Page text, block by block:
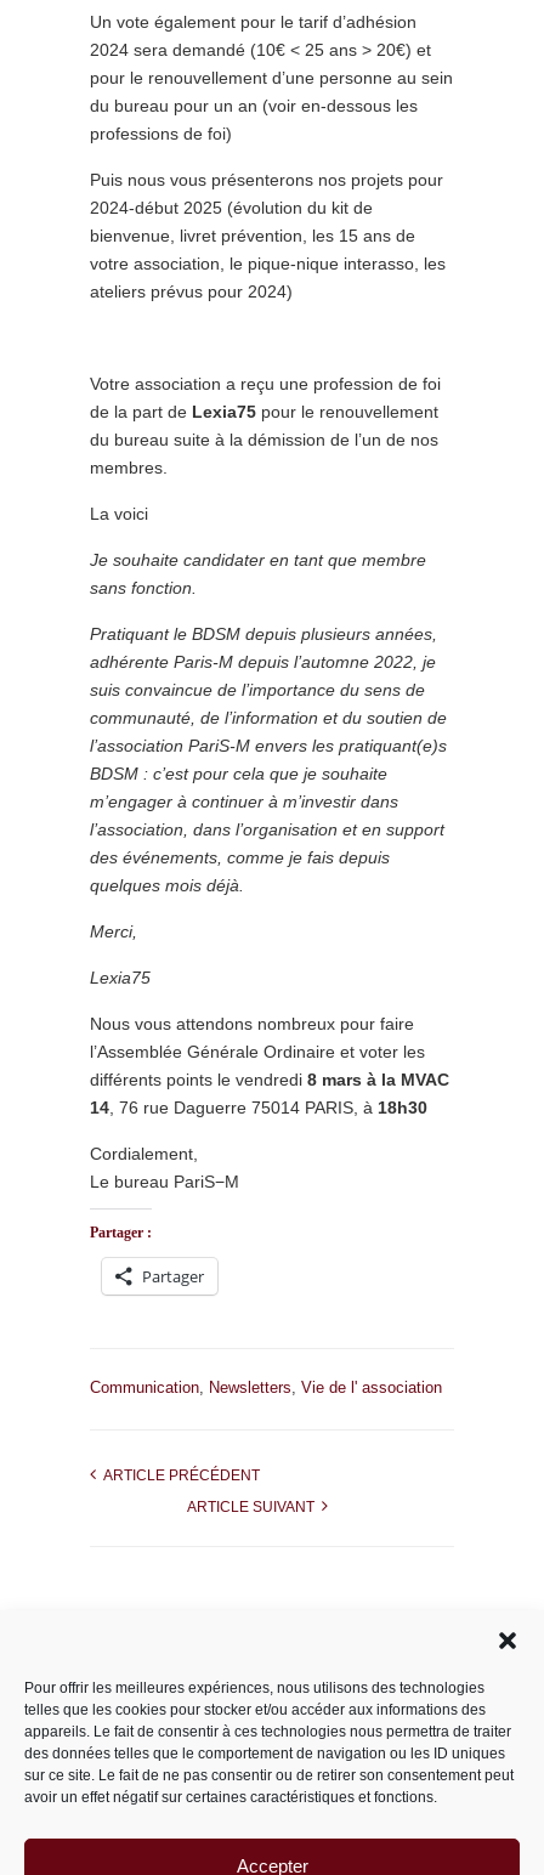
Pour offrir les meilleures expériences, nous utilisons des technologies
telles que les cookies pour stocker et/ou accéder aux informations des
appareils. Le fait de consentir à ces technologies nous permettra de traiter
des données telles que le comportement de navigation ou les ID uniques
sur ce site. Le fait de ne pas consentir ou de retirer son consentement peut
avoir un effet négatif sur certaines caractéristiques et fonctions.
Accepter
Un vote également pour le tarif d’adhésion
2024 sera demandé (10€ < 25 ans > 20€) et
pour le renouvellement d’une personne au sein
du bureau pour un an (voir en-dessous les
professions de foi)
Puis nous vous présenterons nos projets pour
2024-début 2025 (évolution du kit de
bienvenue, livret prévention, les 15 ans de
votre association, le pique-nique interasso, les
ateliers prévus pour 2024)
Votre association a reçu une profession de foi
de la part de Lexia75 pour le renouvellement
du bureau suite à la démission de l’un de nos
membres.
La voici
Je souhaite candidater en tant que membre
sans fonction.
Pratiquant le BDSM depuis plusieurs années,
adhérente Paris-M depuis l’automne 2022, je
suis convaincue de l’importance du sens de
communauté, de l’information et du soutien de
l’association PariS-M envers les pratiquant(e)s
BDSM : c’est pour cela que je souhaite
m’engager à continuer à m’investir dans
l’association, dans l’organisation et en support
des événements, comme je fais depuis
quelques mois déjà.
Merci,
Lexia75
Nous vous attendons nombreux pour faire
l’Assemblée Générale Ordinaire et voter les
différents points le vendredi 8 mars à la MVAC
14 , 76 rue Daguerre 75014 PARIS, à 18h30
Cordialement,
Le bureau PariS−M
Partager :
Partager
Communication, Newsletters, Vie de l' association
ARTICLE PRÉCÉDENT
ARTICLE SUIVANT
Catégories